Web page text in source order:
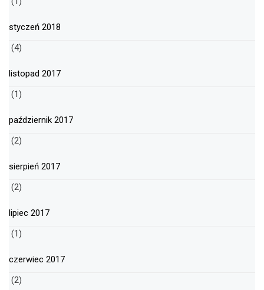
styczeń 2018
(4)
listopad 2017
(1)
październik 2017
(2)
sierpień 2017
(2)
lipiec 2017
(1)
czerwiec 2017
(2)